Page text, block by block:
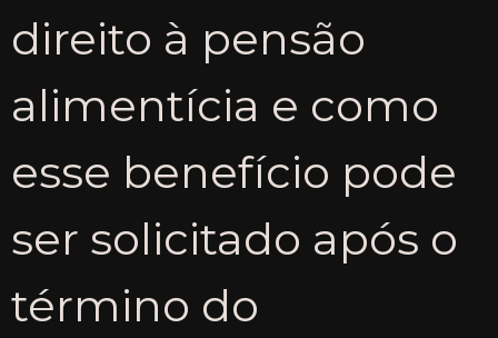
direito à pensão
alimentícia e como
esse benefício pode
ser solicitado após o
término do